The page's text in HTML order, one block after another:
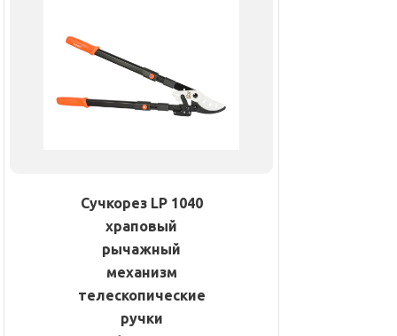
Сучкорез LP 1040
храповый
рычажный
механизм
телескопические
ручки